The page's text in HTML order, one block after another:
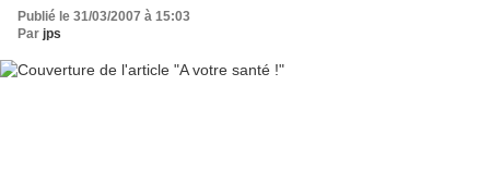
Publié le 31/03/2007 à 15:03
Par jps